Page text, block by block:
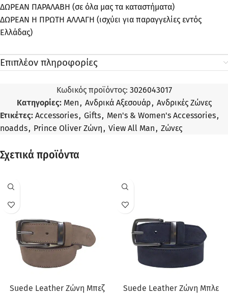
ΔΩΡΕΑΝ ΠΑΡΑΛΑΒΗ (σε όλα μας τα καταστήματα)
ΔΩΡΕΑΝ Η ΠΡΩΤΗ ΑΛΛΑΓΗ (ισχύει για παραγγελίες εντός
Ελλάδας)
Επιπλέον πληροφορίες
Κωδικός προϊόντος: 3026043017
Κατηγορίες: Men, Ανδρικά Αξεσουάρ, Ανδρικές Ζώνες
Ετικέτες: Accessories, Gifts, Men's & Women's Accessories,
noadds, Prince Oliver Ζώνη, View All Man, Ζώνες
Σχετικά προϊόντα
Suede Leather Ζώνη Μπεζ
Suede Leather Ζώνη Μπλε